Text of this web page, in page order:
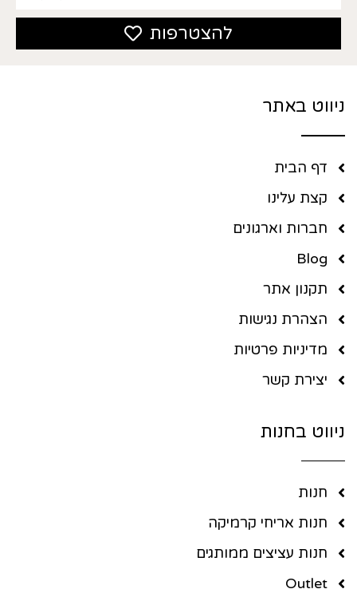
להצטרפות
ניווט באתר
דף הבית
קצת עלינו
חברות וארגונים
Blog
תקנון אתר
הצהרת נגישות
מדיניות פרטיות
יצירת קשר
ניווט בחנות
חנות
חנות אריחי קרמיקה
חנות עציצים ממותגים
Outlet